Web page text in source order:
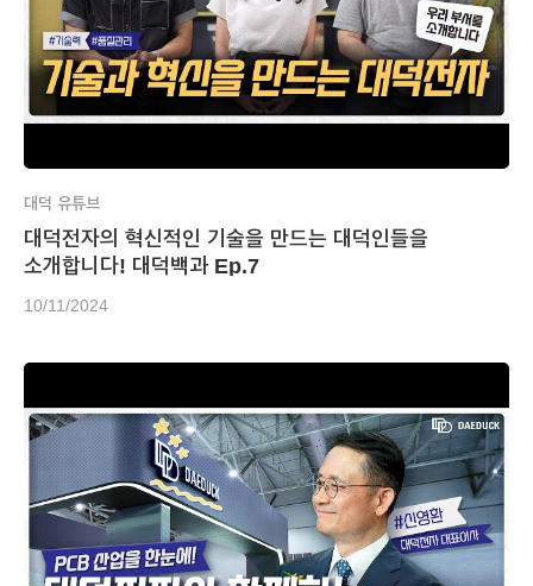
대덕 유튜브
대덕전자의 혁신적인 기술을 만드는 대덕인들을
소개합니다! 대덕백과 Ep.7
10/11/2024